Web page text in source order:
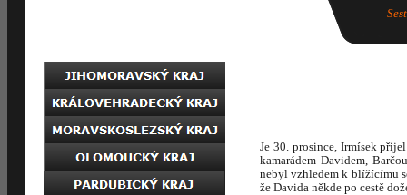
Je 30. prosince, Irmísek
kamarádem Davidem,
nebyl vzhledem k blížícímu
že Davida někde po cestě